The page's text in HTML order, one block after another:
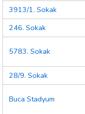
3913/1. Sokak
246. Sokak
5783. Sokak
28/9. Sokak
Buca Stadyum